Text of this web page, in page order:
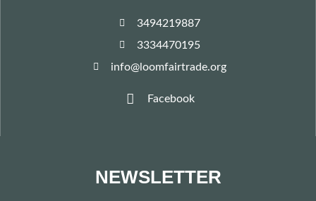
3494219887
3334470195
info@loomfairtrade.org
Facebook
NEWSLETTER